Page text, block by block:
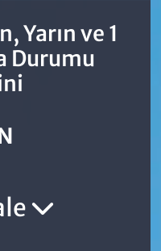
Yarın ve 1
Durumu
ve Fikstür